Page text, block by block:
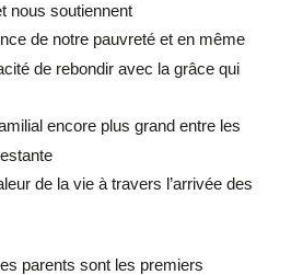
nous soutiennent
de notre pauvreté et en même
de rebondir avec la grâce qui
encore plus grand entre les
de la vie à travers l’arrivée des
parents sont les premiers